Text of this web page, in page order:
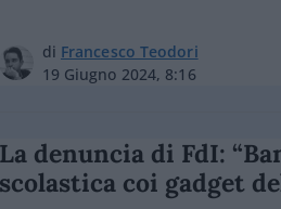
di Francesco Teodori
19 Giugno 2024, 8:16
La denuncia di FdI:
scolastica coi gadget